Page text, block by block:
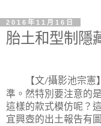
2016年11月16日
胎土和型制隱
【文/攝影池宗憲
準。然特別要注意的
這樣的款式模仿呢？
宜興壺的出土報告有